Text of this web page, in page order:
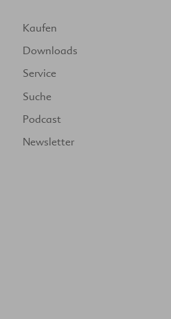
Kaufen
Downloads
Service
Suche
Podcast
Newsletter